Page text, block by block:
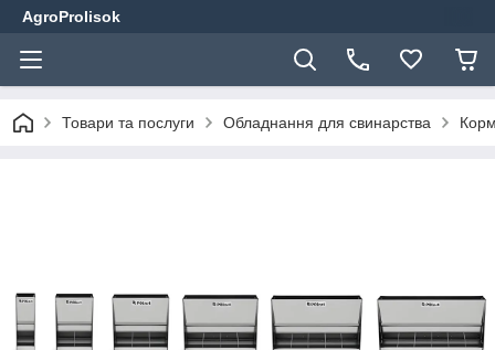
AgroProlisok
Товари та послуги Обладнання для свинарства